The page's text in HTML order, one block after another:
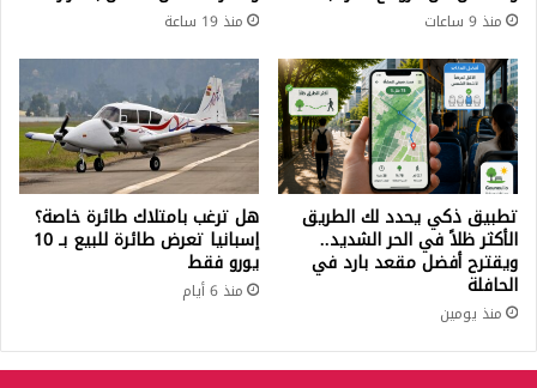
منذ 9 ساعات منذ 19 ساعة
تطبيق ذكي يحدد لك الطريق
الأكثر ظلاً في الحر الشديد..
ويقترح أفضل مقعد بارد في
الحافلة
منذ يومين
هل ترغب بامتلاك طائرة خاصة؟
إسبانيا تعرض طائرة للبيع بـ 10
يورو فقط
منذ 6 أيام